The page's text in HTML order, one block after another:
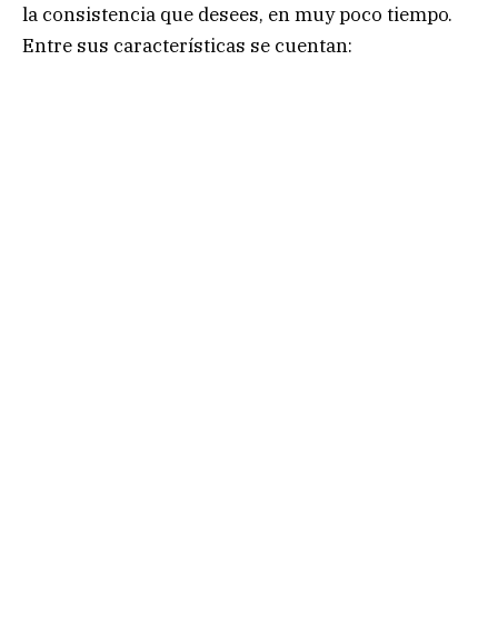
la consistencia que desees, en muy poco tiempo.
Entre sus características se cuentan: